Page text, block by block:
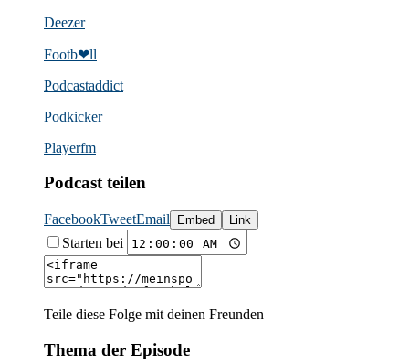
Deezer
Footb❤ll
Podcast­addict
Podkicker
Playerfm
Podcast teilen
FacebookTweetEmail Embed Link
Starten bei
Teile diese Folge mit deinen Freunden
Thema der Episode